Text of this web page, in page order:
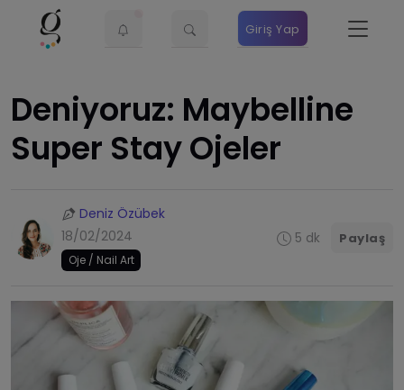
Giriş Yap
Deniyoruz: Maybelline
Super Stay Ojeler
Deniz Özübek
18/02/2024
Oje / Nail Art
5 dk Paylaş